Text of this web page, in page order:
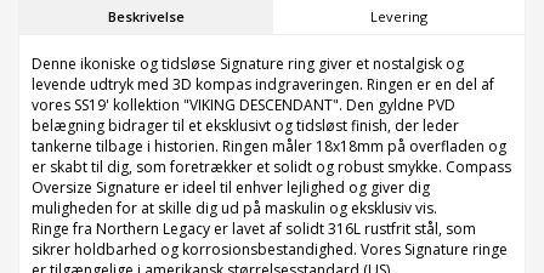
Beskrivelse Levering
Denne ikoniske og tidsløse Signature ring giver et nostalgisk og
levende udtryk med 3D kompas indgraveringen. Ringen er en del af
vores SS19' kollektion "VIKING DESCENDANT". Den gyldne PVD
belægning bidrager til et eksklusivt og tidsløst finish, der leder
tankerne tilbage i historien. Ringen måler 18x18mm på overfladen og
er skabt til dig, som foretrækker et solidt og robust smykke. Compass
Oversize Signature er ideel til enhver lejlighed og giver dig
muligheden for at skille dig ud på maskulin og eksklusiv vis.
Ringe fra Northern Legacy er lavet af solidt 316L rustfrit stål, som
sikrer holdbarhed og korrosionsbestandighed. Vores Signature ringe